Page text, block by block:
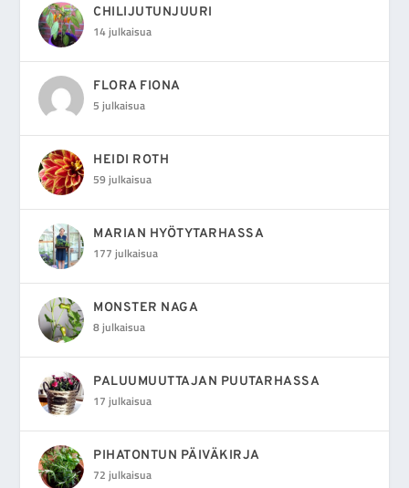
CHILIJUTUNJUURI
14 julkaisua
FLORA FIONA
5 julkaisua
HEIDI ROTH
59 julkaisua
MARIAN HYÖTYTARHASSA
177 julkaisua
MONSTER NAGA
8 julkaisua
PALUUMUUTTAJAN PUUTARHASSA
17 julkaisua
PIHATONTUN PÄIVÄKIRJA
72 julkaisua